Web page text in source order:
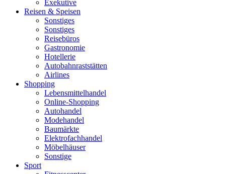
Exekutive
Reisen & Speisen
Sonstiges
Sonstiges
Reisebüros
Gastronomie
Hotellerie
Autobahnraststätten
Airlines
Shopping
Lebensmittelhandel
Online-Shopping
Autohandel
Modehandel
Baumärkte
Elektrofachhandel
Möbelhäuser
Sonstige
Sport